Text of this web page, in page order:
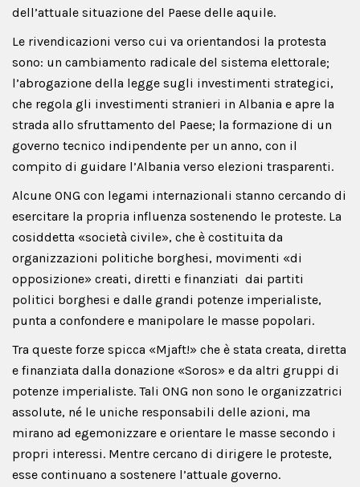
dell’attuale situazione del Paese delle aquile.
Le rivendicazioni verso cui va orientandosi la protesta
sono: un cambiamento radicale del sistema elettorale;
l’abrogazione della legge sugli investimenti strategici,
che regola gli investimenti stranieri in Albania e apre la
strada allo sfruttamento del Paese; la formazione di un
governo tecnico indipendente per un anno, con il
compito di guidare l’Albania verso elezioni trasparenti.
Alcune ONG con legami internazionali stanno cercando di
esercitare la propria influenza sostenendo le proteste. La
cosiddetta «società civile», che è costituita da
organizzazioni politiche borghesi, movimenti «di
opposizione» creati, diretti e finanziati dai partiti
politici borghesi e dalle grandi potenze imperialiste,
punta a confondere e manipolare le masse popolari.
Tra queste forze spicca «Mjaft!» che è stata creata, diretta
e finanziata dalla donazione «Soros» e da altri gruppi di
potenze imperialiste. Tali ONG non sono le organizzatrici
assolute, né le uniche responsabili delle azioni, ma
mirano ad egemonizzare e orientare le masse secondo i
propri interessi. Mentre cercano di dirigere le proteste,
esse continuano a sostenere l’attuale governo.